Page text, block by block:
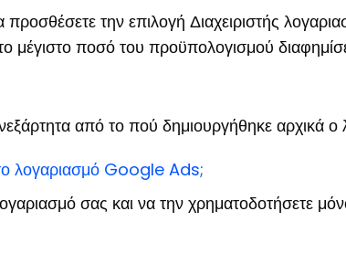
προσθέσετε την επιλογή Διαχειριστής
μέγιστο ποσό του προϋπολογισμού
από το πού δημιουργήθηκε αρχικά
λογαριασμό Google Ads;
σας και να την χρηματοδοτήσετε